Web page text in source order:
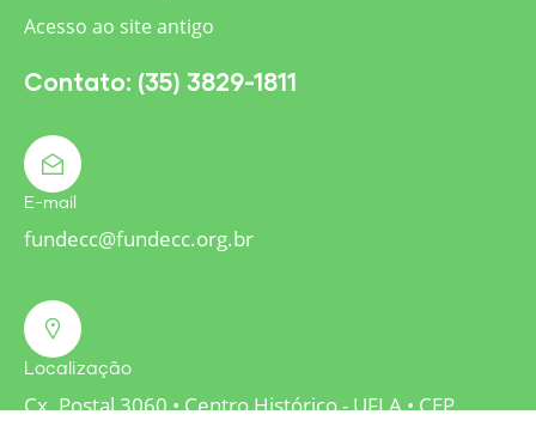
Acesso ao site antigo
Contato: (35) 3829-1811
E-mail
fundecc@fundecc.org.br
Localização
Cx. Postal 3060 • Centro Histórico - UFLA • CEP